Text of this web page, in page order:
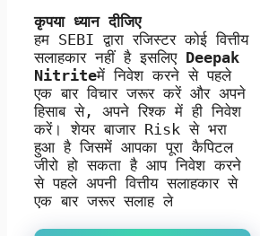
कृपया ध्यान दीजिए
हम SEBI द्वारा रजिस्टर कोई वित्तीय
सलाहकार नहीं है इसलिए Deepak
Nitriteमें निवेश करने से पहले
एक बार विचार जरूर करें और अपने
हिसाब से, अपने रिश्क में ही निवेश
करें। शेयर बाजार Risk से भरा
हुआ है जिसमें आपका पूरा कैपिटल
जीरो हो सकता है आप निवेश करने
से पहले अपनी वित्तीय सलाहकार से
एक बार जरूर सलाह ले